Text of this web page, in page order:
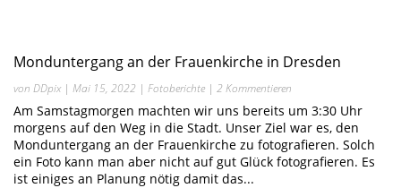
Monduntergang an der Frauenkirche in Dresden
von DDpix | Mai 15, 2022 | Fotoberichte | 2 Kommentieren
Am Samstagmorgen machten wir uns bereits um 3:30 Uhr
morgens auf den Weg in die Stadt. Unser Ziel war es, den
Monduntergang an der Frauenkirche zu fotografieren. Solch
ein Foto kann man aber nicht auf gut Glück fotografieren. Es
ist einiges an Planung nötig damit das...